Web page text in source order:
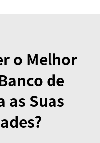
o Melhor
de
as Suas